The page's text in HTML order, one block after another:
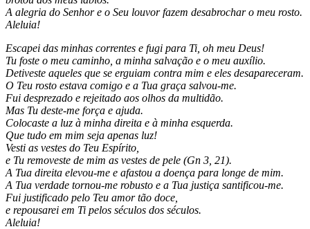
A alegria do Senhor e o Seu louvor fazem desabrochar o meu rosto.
Aleluia!
Escapei das minhas correntes e fugi para Ti, oh meu Deus!
Tu foste o meu caminho, a minha salvação e o meu auxílio.
Detiveste aqueles que se erguiam contra mim e eles desapareceram.
O Teu rosto estava comigo e a Tua graça salvou-me.
Fui desprezado e rejeitado aos olhos da multidão.
Mas Tu deste-me força e ajuda.
Colocaste a luz à minha direita e à minha esquerda.
Que tudo em mim seja apenas luz!
Vesti as vestes do Teu Espírito,
e Tu removeste de mim as vestes de pele (Gn 3, 21).
A Tua direita elevou-me e afastou a doença para longe de mim.
A Tua verdade tornou-me robusto e a Tua justiça santificou-me.
Fui justificado pelo Teu amor tão doce,
e repousarei em Ti pelos séculos dos séculos.
Aleluia!